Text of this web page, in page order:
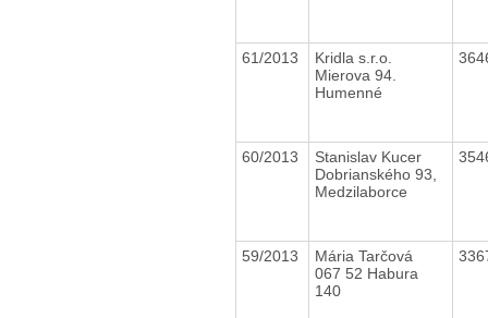
61/2013
Kridla s.r.o.
Mierova 94.
Humenné
60/2013
Stanislav Kucer
Dobrianského 93,
Medzilaborce
59/2013
Mária Tarčová
067 52 Habura
140